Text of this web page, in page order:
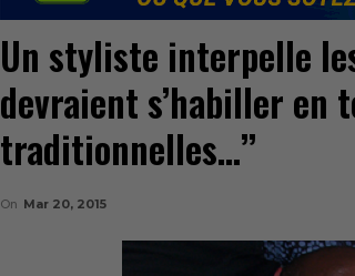
Un styliste interpelle
devraient s’habiller en
traditionnelles…’’
On Mar 20, 2015